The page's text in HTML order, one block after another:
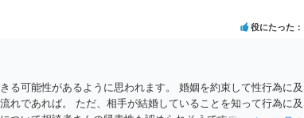
因を主張し、判決へ持っていく方が近道であることも少なくあ
・依頼した方がよいと思います。
役にたった
る可能性があるように思われます。 婚姻を約束して性行為に及
れであれば。 ただ、相手が結婚していることを知って行為に及